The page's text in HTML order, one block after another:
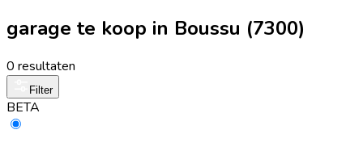
garage te koop in Boussu (7300)
0 resultaten
Filter
BETA